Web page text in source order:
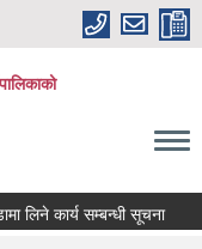
लिने कार्य सम्बन्धी सूचना